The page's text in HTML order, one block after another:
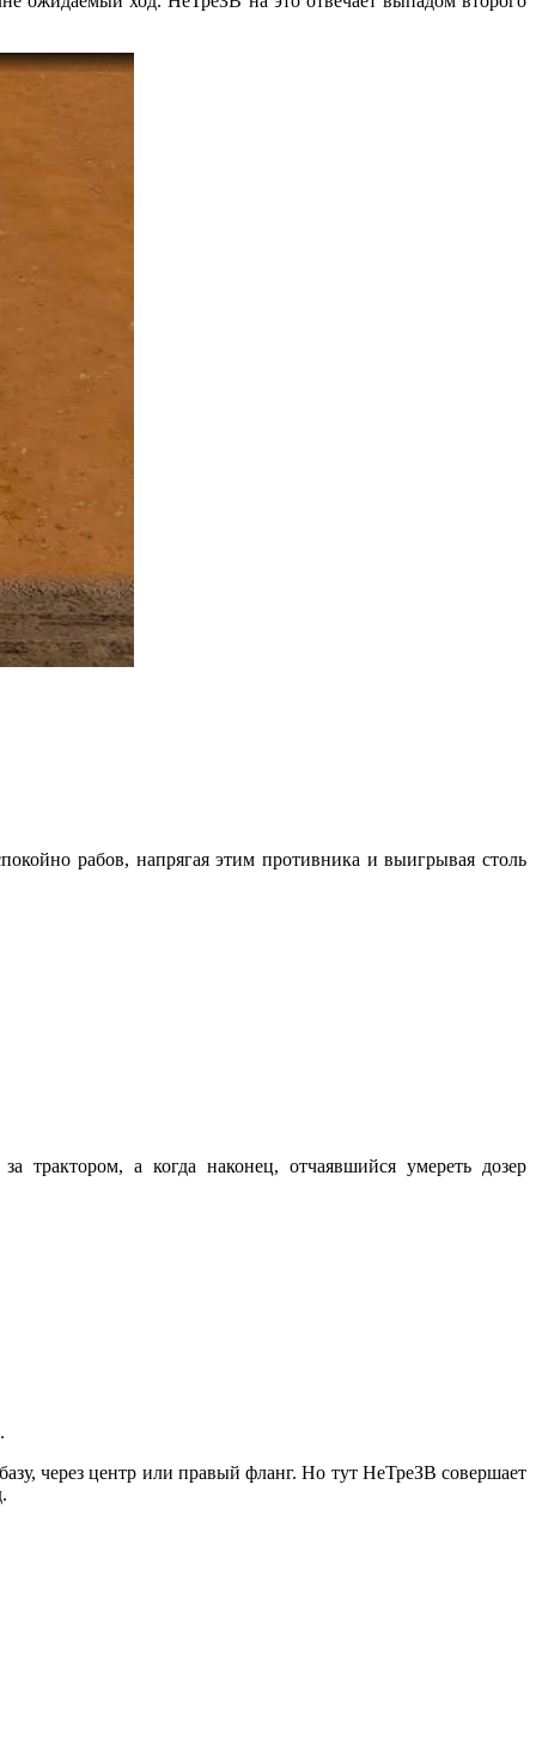
рабов, напрягая этим противника и выигрывая столь
трактором, а когда наконец, отчаявшийся умереть дозер
через центр или правый фланг. Но тут НеТреЗВ совершает